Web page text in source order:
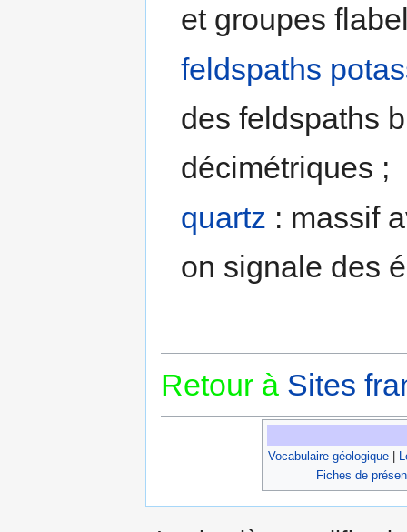
et groupes
feldspaths
des feldspaths
décimétriques ;
quartz : massif
on signale des
Retour à Sites
Vocabulaire géologique|
Fiches de